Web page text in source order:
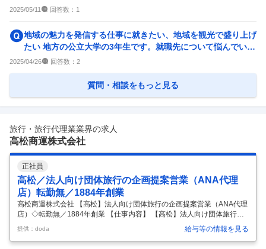
戦してみたいと考えて...
2025/05/11 回答数： 1
地域の魅力を発信する仕事に就きたい、地域を観光で盛り上げ
たい 地方の公立大学の3年生です。就職先について悩んでいま
す。 私は観光で地...
2025/04/26 回答数： 2
質問・相談をもっと見る
旅行・旅行代理業業界の求人
高松商運株式会社
正社員
高松／法人向け団体旅行の企画提案営業（ANA代理
店）転勤無／1884年創業
高松商運株式会社 【高松】法人向け団体旅行の企画提案営業（ANA代理
店）◇転勤無／1884年創業 【仕事内容】 【高松】法人向け団体旅行の
企画提案営業（ANA代理店）◇転勤無／1884年創業 【具体的な仕事内
容】 ≪1884年創業以来四国・香川の空と海の玄関を守り続けてきた当
社にて、旅行の営業スタッフを募集します≫ ＼業務内容／ ――――――
提供：doda 給与等の情報を見る